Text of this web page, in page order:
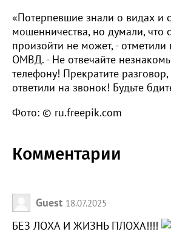
«Потерпевшие знали о видах и
мошенничества, но думали, что
произойти не может, - отметили
ОМВД. - Не отвечайте
телефону! Прекратите разговор,
ответили на звонок! Будьте
Фото: © ru.freepik.com
Комментарии
Guest 18.07.2025
БЕЗ ЛОХА И ЖИЗНЬ ПЛОХА!!!!